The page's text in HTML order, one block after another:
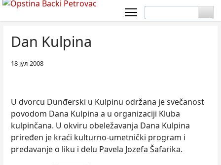
Dan Kulpina
18 јул 2008
U dvorcu Dunđerski u Kulpinu održana je svečanost
povodom Dana Kulpina a u organizaciji Kluba
kulpinčana. U okviru obeležavanja Dana Kulpina
priređen je kraći kulturno-umetnički program i
predavanje o liku i delu Pavela Jozefa Šafarika.